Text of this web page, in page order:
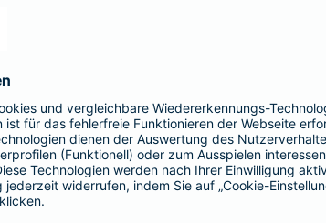
ab dem dritten Jahr ist die